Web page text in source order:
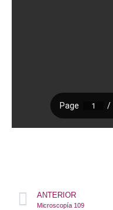
ANTERIOR
Microscopía 109